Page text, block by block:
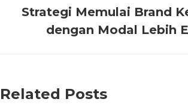
Strategi Memulai Brand
dengan Modal Lebih
Related Posts